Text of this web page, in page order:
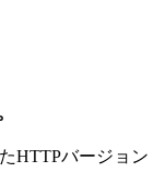
HTTPバージョン